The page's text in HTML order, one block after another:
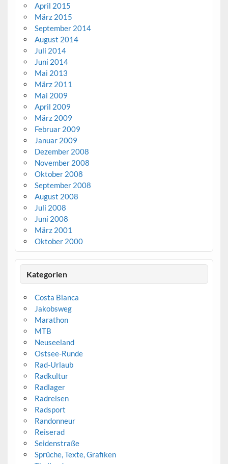
April 2015
März 2015
September 2014
August 2014
Juli 2014
Juni 2014
Mai 2013
März 2011
Mai 2009
April 2009
März 2009
Februar 2009
Januar 2009
Dezember 2008
November 2008
Oktober 2008
September 2008
August 2008
Juli 2008
Juni 2008
März 2001
Oktober 2000
Kategorien
Costa Blanca
Jakobsweg
Marathon
MTB
Neuseeland
Ostsee-Runde
Rad-Urlaub
Radkultur
Radlager
Radreisen
Radsport
Randonneur
Reiserad
Seidenstraße
Sprüche, Texte, Grafiken